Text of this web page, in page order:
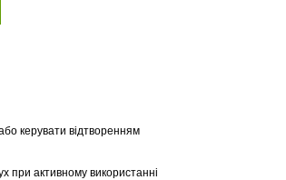
керувати відтворенням
при активному використанні